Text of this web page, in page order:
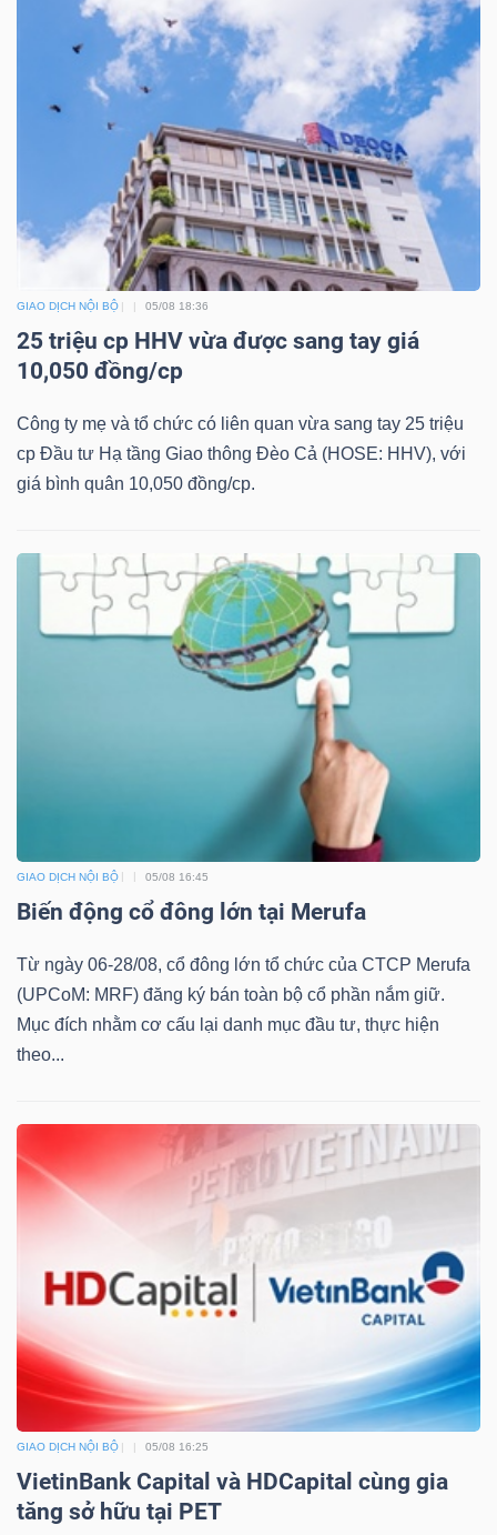
GIAO DỊCH NỘI BỘ 05/08 18:36
25 triệu cp HHV vừa được sang tay giá
10,050 đồng/cp
Công ty mẹ và tổ chức có liên quan vừa sang tay 25 triệu
cp Đầu tư Hạ tầng Giao thông Đèo Cả (HOSE: HHV), với
giá bình quân 10,050 đồng/cp.
GIAO DỊCH NỘI BỘ 05/08 16:45
Biến động cổ đông lớn tại Merufa
Từ ngày 06-28/08, cổ đông lớn tổ chức của CTCP Merufa
(UPCoM: MRF) đăng ký bán toàn bộ cổ phần nắm giữ.
Mục đích nhằm cơ cấu lại danh mục đầu tư, thực hiện
theo...
GIAO DỊCH NỘI BỘ 05/08 16:25
VietinBank Capital và HDCapital cùng gia
tăng sở hữu tại PET
Thuật
Đào
tạo
Truyền
tài
chính
liệu
tài